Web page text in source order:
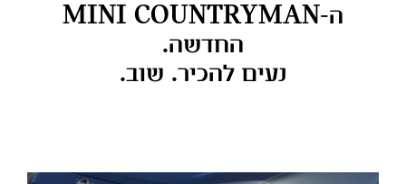
ה-MINI COUNTRYMAN
החדשה.
נעים להכיר. שוב.